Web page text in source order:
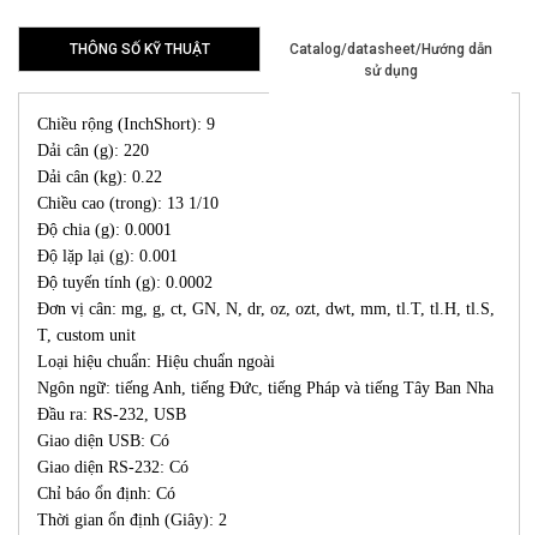
THÔNG SỐ KỸ THUẬT
Catalog/datasheet/Hướng dẫn
sử dụng
Chiều rộng (InchShort): 9
Dải cân (g): 220
Dải cân (kg): 0.22
Chiều cao (trong): 13 1/10
Độ chia (g): 0.0001
Độ lặp lại (g): 0.001
Độ tuyến tính (g): 0.0002
Đơn vị cân: mg, g, ct, GN, N, dr, oz, ozt, dwt, mm, tl.T, tl.H, tl.S,
T, custom unit
Loại hiệu chuẩn: Hiệu chuẩn ngoài
Ngôn ngữ: tiếng Anh, tiếng Đức, tiếng Pháp và tiếng Tây Ban Nha
Đầu ra: RS-232, USB
Giao diện USB: Có
Giao diện RS-232: Có
Chỉ báo ổn định: Có
Thời gian ổn định (Giây): 2